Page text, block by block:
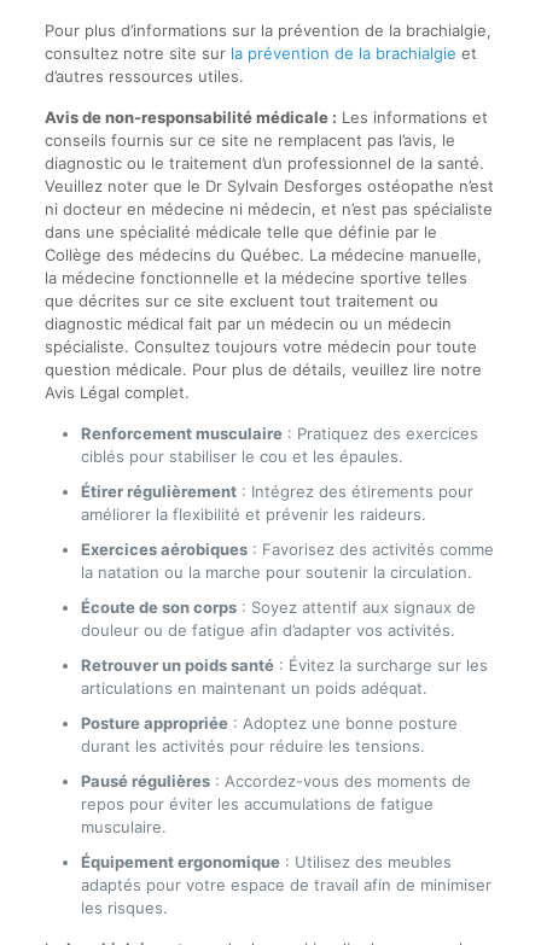
Pour plus d’informations sur la prévention de la brachialgie,
consultez notre site sur la prévention de la brachialgie et
d’autres ressources utiles.
Avis de non-responsabilité médicale : Les informations et
conseils fournis sur ce site ne remplacent pas l’avis, le
diagnostic ou le traitement d’un professionnel de la santé.
Veuillez noter que le Dr Sylvain Desforges ostéopathe n’est
ni docteur en médecine ni médecin, et n’est pas spécialiste
dans une spécialité médicale telle que définie par le
Collège des médecins du Québec. La médecine manuelle,
la médecine fonctionnelle et la médecine sportive telles
que décrites sur ce site excluent tout traitement ou
diagnostic médical fait par un médecin ou un médecin
spécialiste. Consultez toujours votre médecin pour toute
question médicale. Pour plus de détails, veuillez lire notre
Avis Légal complet.
Renforcement musculaire: Pratiquez des exercices
ciblés pour stabiliser le cou et les épaules.
Étirer régulièrement: Intégrez des étirements pour
améliorer la flexibilité et prévenir les raideurs.
Exercices aérobiques: Favorisez des activités comme
la natation ou la marche pour soutenir la circulation.
Écoute de son corps: Soyez attentif aux signaux de
douleur ou de fatigue afin d’adapter vos activités.
Retrouver un poids santé: Évitez la surcharge sur les
articulations en maintenant un poids adéquat.
Posture appropriée: Adoptez une bonne posture
durant les activités pour réduire les tensions.
Pausé régulières: Accordez-vous des moments de
repos pour éviter les accumulations de fatigue
musculaire.
Équipement ergonomique: Utilisez des meubles
adaptés pour votre espace de travail afin de minimiser
les risques.